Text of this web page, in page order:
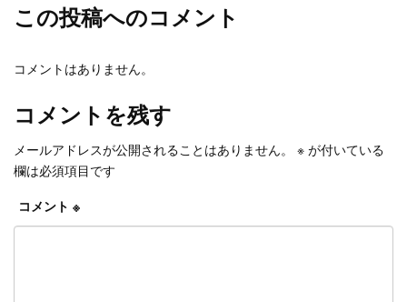
この投稿へのコメント
コメントはありません。
コメントを残す
メールアドレスが公開されることはありません。 ※ が付いている
欄は必須項目です
コメント ※